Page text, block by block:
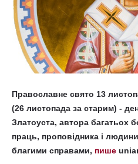
Православне свято 13
(26 листопада за старим) -
Златоуста, автора багатьох
праць, проповідника і
благими справами, пише